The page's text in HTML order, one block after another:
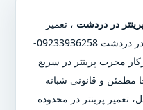
در دردشت ، تعمیر
در دردشت
09233936258-
مجرب پرینتر در سریع
مطمئن و قانونی شبانه
تعمیر پرینتر در محدوده